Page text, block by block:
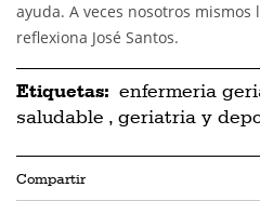
ayuda. A veces nosotros mismos
reflexiona José Santos.
Etiquetas: enfermeria
saludable , geriatria y
Compartir